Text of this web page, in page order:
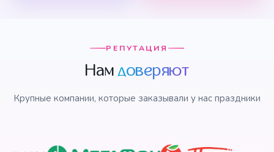
РЕПУТАЦИЯ
Намдоверяют
Крупные компании, которые заказывали у нас праздники